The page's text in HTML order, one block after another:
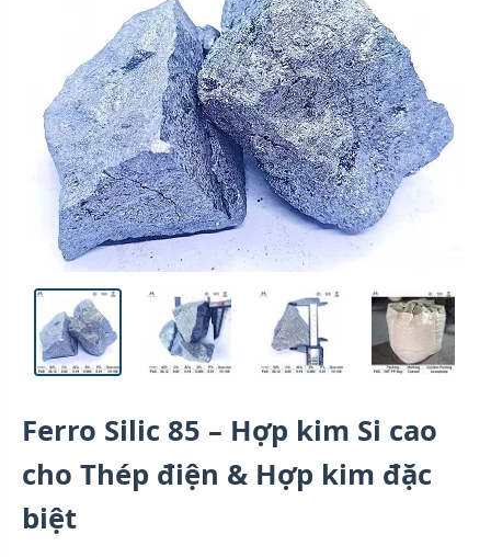
Ferro Silic 85 – Hợp kim Si cao
cho Thép điện & Hợp kim đặc
biệt